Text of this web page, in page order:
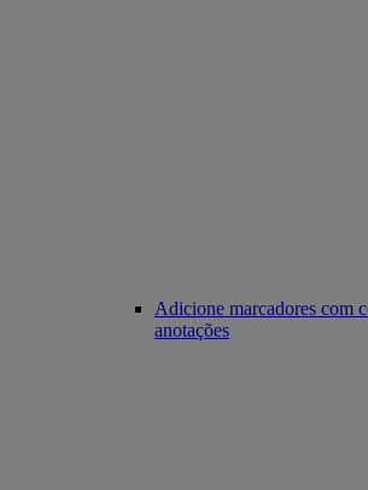
Adicione marcadores com
anotações